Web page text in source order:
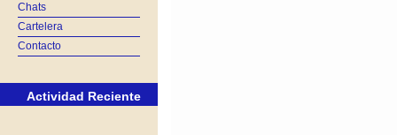
Chats
Cartelera
Contacto
Actividad Reciente